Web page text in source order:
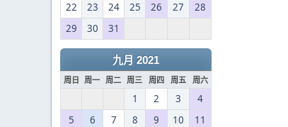
22
23 24 25 26 27
28
29
30 31
九月 2021
周日 周一 周二 周三 周四 周五 周六
1 2 3
4
5
6 7 8 9 10
11